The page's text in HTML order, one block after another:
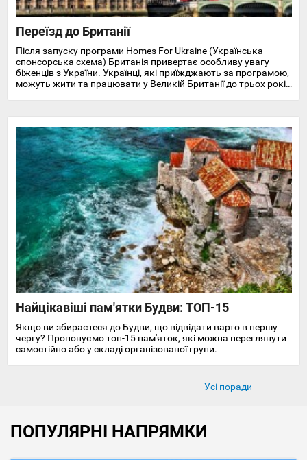
Переїзд до Британії
Після запуску програми Homes For Ukraine (Українська
спонсорська схема) Британія привертає особливу увагу
біженців з України. Українці, які приїжджають за програмою,
можуть жити та працювати у Великій Британії до трьох років
Найцікавіші пам'ятки Будви: ТОП-15
Якщо ви збираєтеся до Будви, що відвідати варто в першу
чергу? Пропонуємо топ-15 пам'яток, які можна переглянути
самостійно або у складі організованої групи.
Усі поради
ПОПУЛЯРНІ НАПРЯМКИ